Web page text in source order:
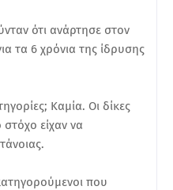
ότι ανάρτησε στον
τα 6 χρόνια της ίδρυσης
Καμία. Οι δίκες
είχαν να
που